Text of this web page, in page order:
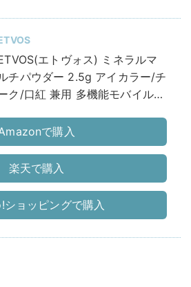
エトヴォス) ミネラルマ
チパウダー 2.5g アイカラー/チ
ク/口紅 兼用 多機能モバイルコ
フ #トープピンク
で購入
楽天で購入
ショッピングで購入